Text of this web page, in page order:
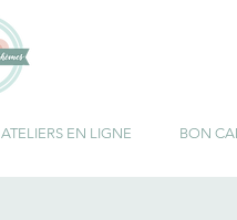
ATELIERS EN LIGNE BON